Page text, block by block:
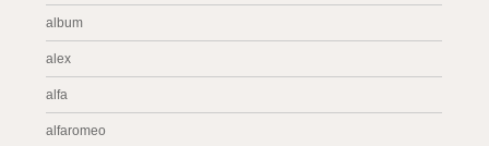
album
alex
alfa
alfaromeo